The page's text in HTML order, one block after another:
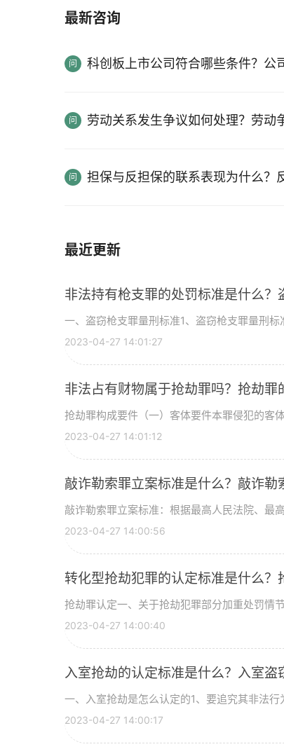
最新咨询
科创板上市公司符合哪些条件？公
劳动关系发生争议如何处理？劳动
担保与反担保的联系表现为什么？
最近更新
非法持有枪支罪的处罚标准是什么？
一、盗窃枪支罪量刑标准1、盗窃枪支罪量刑
2023-04-27 14:01:27
非法占有财物属于抢劫罪吗？抢劫罪
抢劫罪构成要件（一）客体要件本罪侵犯的客
2023-04-27 14:01:12
敲诈勒索罪立案标准是什么？敲诈勒
敲诈勒索罪立案标准：根据最高人民法院、最
2023-04-27 14:00:56
转化型抢劫犯罪的认定标准是什么？
抢劫罪认定一、关于抢劫犯罪部分加重处罚情
2023-04-27 14:00:40
入室抢劫的认定标准是什么？入室盗
一、入室抢劫是怎么认定的1、要追究其非法
2023-04-27 14:00:17